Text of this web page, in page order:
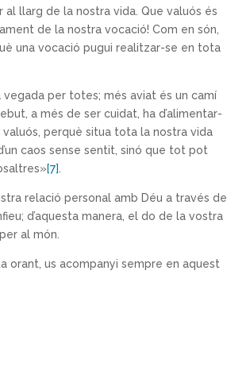
llarg de la nostra vida. Que valuós és
de la nostra vocació! Com en són,
una vocació pugui realitzar-se en tota
vegada per totes; més aviat és un camí
a més de ser cuidat, ha d’alimentar-
valuós, perquè situa tota la nostra vida
caos sense sentit, sinó que tot pot
[7]
relació personal amb Déu a través de
d’aquesta manera, el do de la vostra
al món.
orant, us acompanyi sempre en aquest